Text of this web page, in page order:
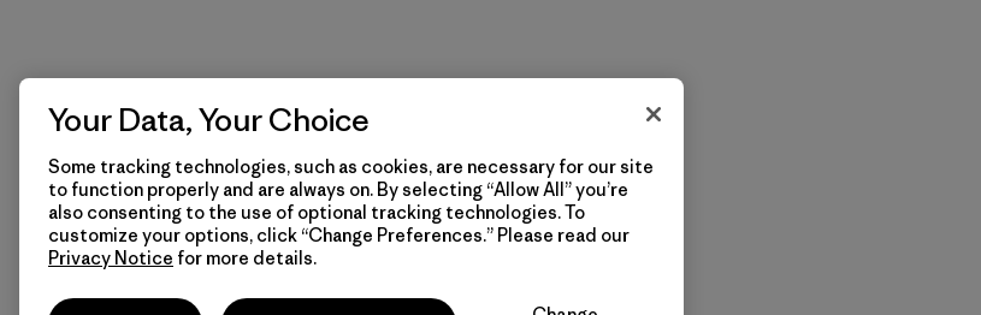
Your Data, Your Choice
Some tracking technologies, such as cookies, are necessary for our site
to function properly and are always on. By selecting “Allow All” you’re
also consenting to the use of optional tracking technologies. To
customize your options, click “Change Preferences.” Please read our
Privacy Notice for more details.